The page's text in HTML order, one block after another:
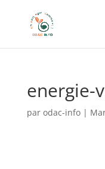
energie-
par odac-info|